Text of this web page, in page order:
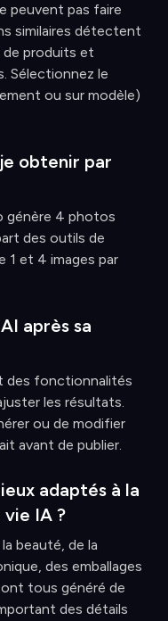
peuvent pas faire
similaires détectent
produits et
Sélectionnez le
ou sur modèle)
obtenir par
génère 4 photos
des outils de
1 et 4 images par
après sa
des fonctionnalités
les résultats.
ou de modifier
avant de publier.
adaptés à la
IA ?
beauté, de la
des emballages
tous généré de
des détails